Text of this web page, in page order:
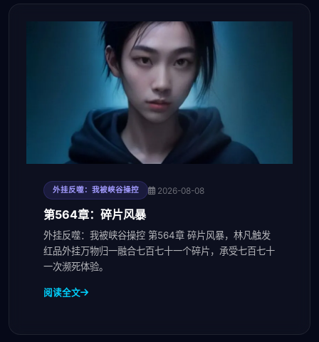
外挂反噬：我被峡谷操控 2026-08-08
第564章：碎片风暴
外挂反噬：我被峡谷操控 第564章 碎片风暴，林凡触发
红品外挂万物归一融合七百七十一个碎片，承受七百七十
一次濒死体验。
阅读全文